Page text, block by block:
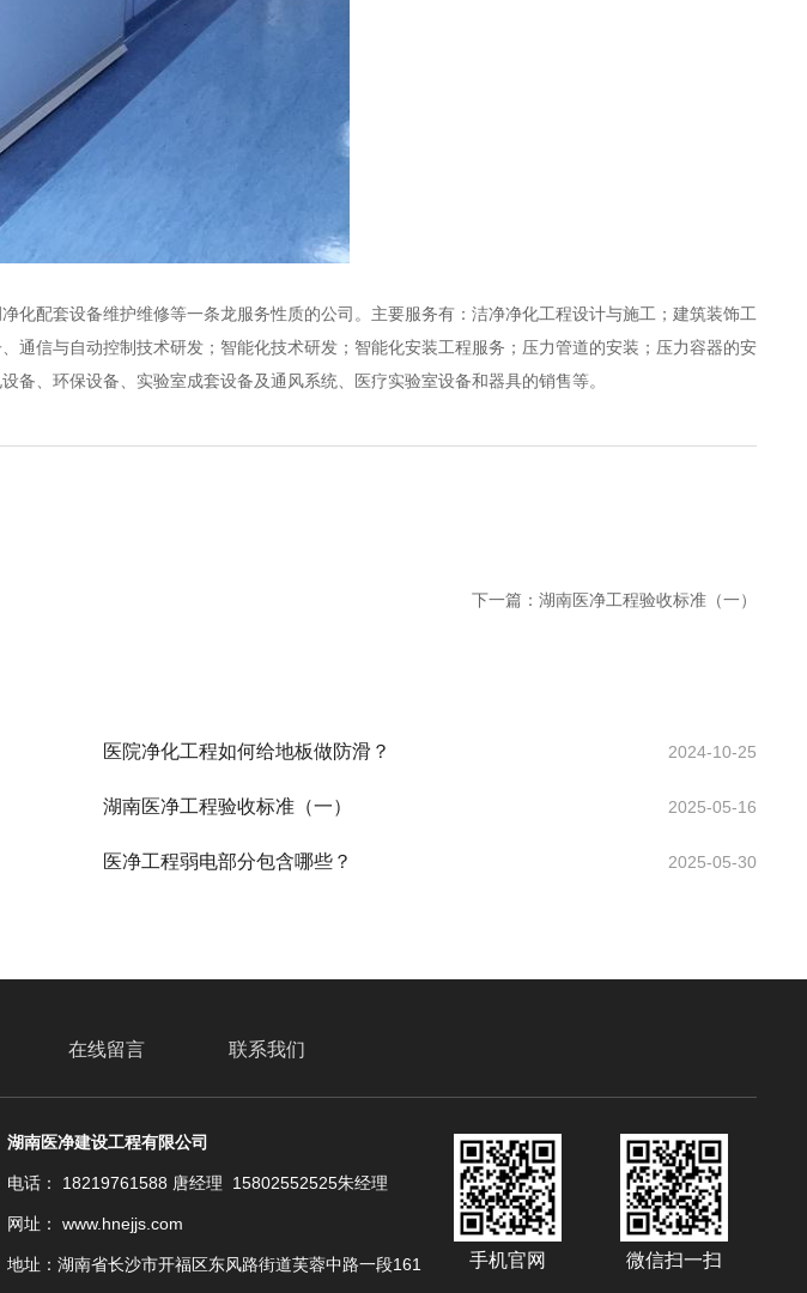
配套设备维护维修等一条龙服务性质的公司。主要服务有：洁净净化工程设计与施工；建筑装饰工
信与自动控制技术研发；智能化技术研发；智能化安装工程服务；压力管道的安装；压力容器的安
、环保设备、实验室成套设备及通风系统、医疗实验室设备和器具的销售等。
下一篇： 湖南医净工程验收标准（一）
2024-10-25
医院净化工程如何给地板做防滑？
2025-05-16
湖南医净工程验收标准（一）
2025-05-30
医净工程弱电部分包含哪些？
在线留言 联系我们
湖南医净建设工程有限公司
电话： 18219761588 唐经理 15802552525朱经理
网址： www.hnejjs.com
地址：湖南省长沙市开福区东风路街道芙蓉中路一段161 手机官网 微信扫一扫